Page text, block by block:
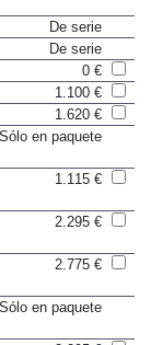
De serie
De serie
0 €
1.100 €
1.620 €